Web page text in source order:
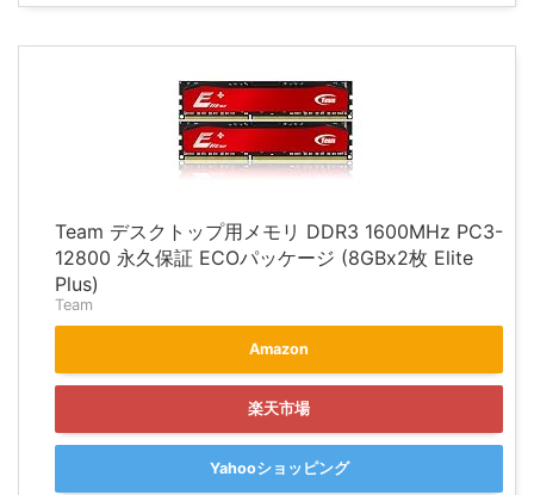
Team デスクトップ用メモリ DDR3 1600MHz PC3-
12800 永久保証 ECOパッケージ (8GBx2枚 Elite
Plus)
Team
Amazon
楽天市場
Yahooショッピング